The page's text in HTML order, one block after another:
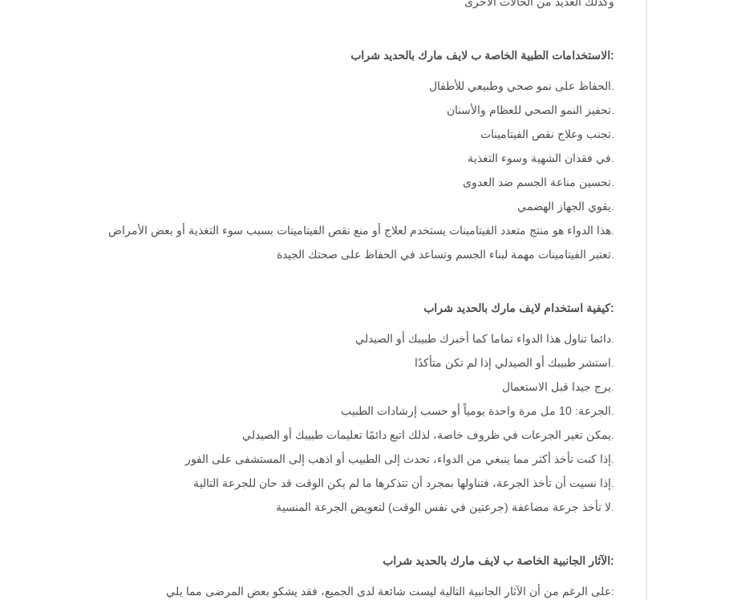
:الاستخدامات الطبية الخاصة ب لايف مارك بالحديد شراب
.الحفاظ على نمو صحي وطبيعي للأطفال
.تحفيز النمو الصحي للعظام والأسنان
.تجنب وعلاج نقص الفيتامينات
.في فقدان الشهية وسوء التغذية
.تحسين مناعة الجسم ضد العدوى
.يقوي الجهاز الهضمي
.هذا الدواء هو منتج متعدد الفيتامينات يستخدم لعلاج أو منع نقص الفيتامينات بسبب سوء التغذية أو بعض الأمراض
.تعتبر الفيتامينات مهمة لبناء الجسم وتساعد في الحفاظ على صحتك الجيدة
:كيفية استخدام لايف مارك بالحديد شراب
.دائما تناول هذا الدواء تماما كما أخبرك طبيبك أو الصيدلي
.استشر طبيبك أو الصيدلي إذا لم تكن متأكدًا
.يرج جيدا قبل الاستعمال
.الجرعة: 10 مل مرة واحدة يومياً أو حسب إرشادات الطبيب
.يمكن تغير الجرعات في ظروف خاصة، لذلك اتبع دائمًا تعليمات طبيبك أو الصيدلي
.إذا كنت تأخذ أكثر مما ينبغي من الدواء، تحدث إلى الطبيب أو اذهب إلى المستشفى على الفور
.إذا نسيت أن تأخذ الجرعة، فتناولها بمجرد أن تتذكرها ما لم يكن الوقت قد حان للجرعة التالية
.لا تأخذ جرعة مضاعفة (جرعتين في نفس الوقت) لتعويض الجرعة المنسية
:الآثار الجانبية الخاصة ب لايف مارك بالحديد شراب
:على الرغم من أن الآثار الجانبية التالية ليست شائعة لدى الجميع، فقد يشكو بعض المرضى مما يلي